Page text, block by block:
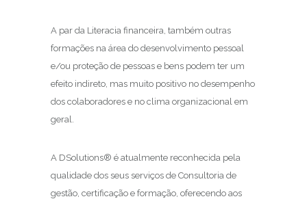
A par da Literacia financeira, também outras
formações na área do desenvolvimento pessoal
e/ou proteção de pessoas e bens podem ter um
efeito indireto, mas muito positivo no desempenho
dos colaboradores e no clima organizacional em
geral.
A DSolutions® é atualmente reconhecida pela
qualidade dos seus serviços de Consultoria de
gestão, certificação e formação, oferecendo aos